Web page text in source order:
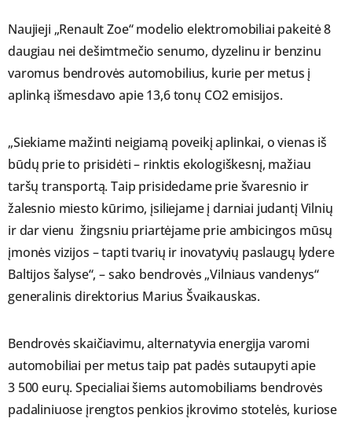
Naujieji „Renault Zoe“ modelio elektromobiliai pakeitė 8
daugiau nei dešimtmečio senumo, dyzelinu ir benzinu
varomus bendrovės automobilius, kurie per metus į
aplinką išmesdavo apie 13,6 tonų CO2 emisijos.
„Siekiame mažinti neigiamą poveikį aplinkai, o vienas iš
būdų prie to prisidėti – rinktis ekologiškesnį, mažiau
taršų transportą. Taip prisidedame prie švaresnio ir
žalesnio miesto kūrimo, įsiliejame į darniai judantį Vilnių
ir dar vienu žingsniu priartėjame prie ambicingos mūsų
įmonės vizijos – tapti tvarių ir inovatyvių paslaugų lydere
Baltijos šalyse“, – sako bendrovės „Vilniaus vandenys“
generalinis direktorius Marius Švaikauskas.
Bendrovės skaičiavimu, alternatyvia energija varomi
automobiliai per metus taip pat padės sutaupyti apie
3 500 eurų. Specialiai šiems automobiliams bendrovės
padaliniuose įrengtos penkios įkrovimo stotelės, kuriose